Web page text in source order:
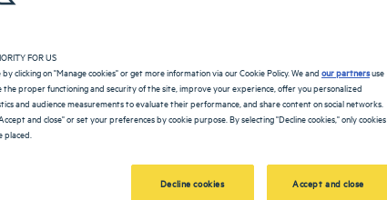
返回 INDIA
FOR US
clicking on "Manage cookies" or get more information via our Cookie Policy. We andour partnersuse
the proper functioning and security of the site, improve your experience, offer you personalized
and audience measurements to evaluate their performance, and share content on social networks.
and close" or set your preferences by cookie purpose. By selecting "Decline cookies," only cookies
Decline cookies Accept and close